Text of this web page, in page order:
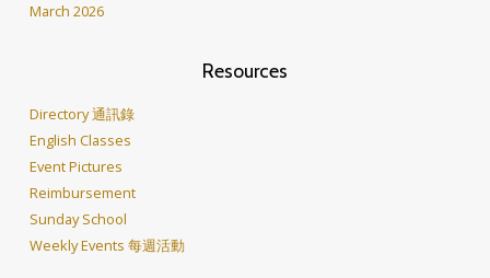
March 2026
Resources
Directory 通訊錄
English Classes
Event Pictures
Reimbursement
Sunday School
Weekly Events 每週活動